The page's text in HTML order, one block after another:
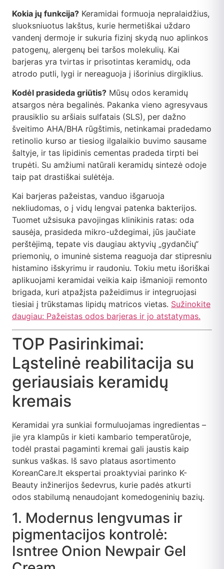
Kokia jų funkcija? Keramidai formuoja nepralaidžius,
sluoksniuotus lakštus, kurie hermetiškai uždaro
vandenį dermoje ir sukuria fizinį skydą nuo aplinkos
patogenų, alergenų bei taršos molekulių. Kai
barjeras yra tvirtas ir prisotintas keramidų, oda
atrodo putli, lygi ir nereaguoja į išorinius dirgiklius.
Kodėl prasideda griūtis? Mūsų odos keramidų
atsargos nėra begalinės. Pakanka vieno agresyvaus
prausiklio su aršiais sulfatais (SLS), per dažno
šveitimo AHA/BHA rūgštimis, netinkamai pradedamo
retinolio kurso ar tiesiog ilgalaikio buvimo sausame
šaltyje, ir tas lipidinis cementas pradeda tirpti bei
trupėti. Su amžiumi natūrali keramidų sintezė odoje
taip pat drastiškai sulėtėja.
Kai barjeras pažeistas, vanduo išgaruoja
nekliudomas, o į vidų lengvai patenka bakterijos.
Tuomet užsisuka pavojingas klinikinis ratas: oda
sausėja, prasideda mikro-uždegimai, jūs jaučiate
perštėjimą, tepate vis daugiau aktyvių „gydančių“
priemonių, o imuninė sistema reaguoja dar stipresniu
histamino išskyrimu ir raudoniu. Tokiu metu išoriškai
aplikuojami keramidai veikia kaip išmanioji remonto
brigada, kuri atpažįsta pažeidimus ir integruojasi
tiesiai į trūkstamas lipidų matricos vietas. Sužinokite
daugiau: Pažeistas odos barjeras ir jo atstatymas.
TOP Pasirinkimai:
Ląstelinė reabilitacija su
geriausiais keramidų
kremais
Keramidai yra sunkiai formuluojamas ingredientas –
jie yra klampūs ir kieti kambario temperatūroje,
todėl prastai pagaminti kremai gali jaustis kaip
sunkus vaškas. Iš savo plataus asortimento
KoreanCare.lt ekspertai proaktyviai parinko K-
Beauty inžinerijos šedevrus, kurie padės atkurti
odos stabilumą nenaudojant komedogeninių bazių.
1. Modernus lengvumas ir
pigmentacijos kontrolė:
Isntree Onion Newpair Gel